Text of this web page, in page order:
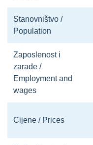
Stanovništvo /
Population
Zaposlenost i
zarade /
Employment and
wages
Cijene / Prices